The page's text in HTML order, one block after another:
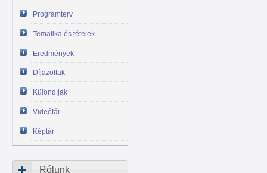
Programterv
Tematika és tételek
Eredmények
Díjazottak
Különdíjak
Videótár
Képtár
Rólunk